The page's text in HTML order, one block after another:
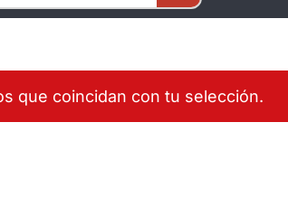
que coincidan con tu selección.